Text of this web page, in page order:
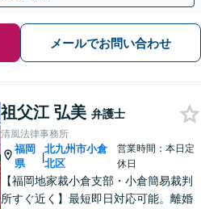
メールでお問い合わせ
祖父江 弘美 弁護士
清風法律事務所
福岡
県
|
北九州市小倉
北区
営業時間：本日定
休日
【福岡地家裁小倉支部・小倉簡易裁判
所すぐ近く】最短即日対応可能。離婚